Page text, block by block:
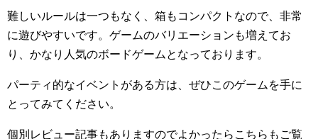
難しいルールは一つもなく、箱もコンパクトなので、非常
に遊びやすいです。ゲームのバリエーションも増えてお
り、かなり人気のボードゲームとなっております。
パーティ的なイベントがある方は、ぜひこのゲームを手に
とってみてください。
個別レビュー記事もありますのでよかったらこちらもご覧